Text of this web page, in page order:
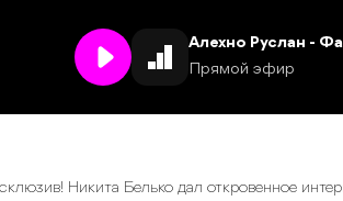
Алехно Руслан -
Прямой эфир
Никита Белько дал откровенное